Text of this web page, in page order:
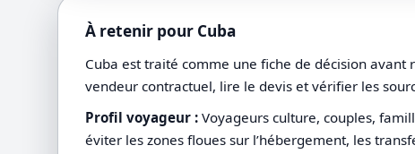
À retenir pour Cuba
Cuba est traité comme une fiche de décision
vendeur contractuel, lire le devis et vérifier les
Profil voyageur : Voyageurs culture, couples,
éviter les zones floues sur l’hébergement, les